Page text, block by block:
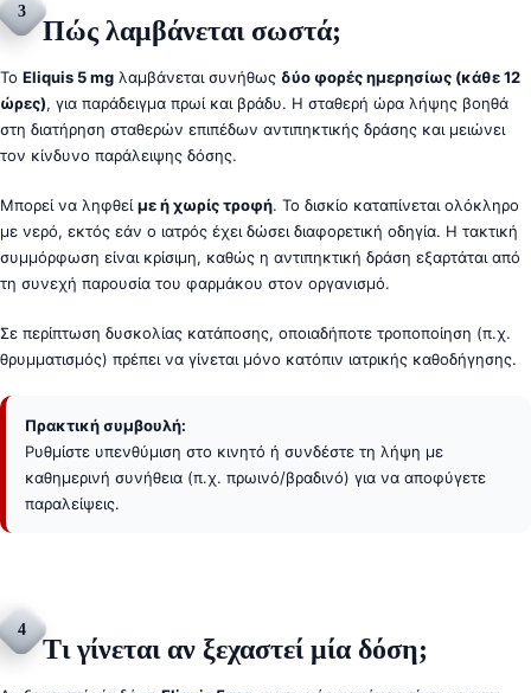
3
Πώς λαμβάνεται σωστά;
Το Eliquis 5 mg λαμβάνεται συνήθως δύο φορές ημερησίως (κάθε 12
ώρες), για παράδειγμα πρωί και βράδυ. Η σταθερή ώρα λήψης βοηθά
στη διατήρηση σταθερών επιπέδων αντιπηκτικής δράσης και μειώνει
τον κίνδυνο παράλειψης δόσης.
Μπορεί να ληφθεί με ή χωρίς τροφή. Το δισκίο καταπίνεται ολόκληρο
με νερό, εκτός εάν ο ιατρός έχει δώσει διαφορετική οδηγία. Η τακτική
συμμόρφωση είναι κρίσιμη, καθώς η αντιπηκτική δράση εξαρτάται από
τη συνεχή παρουσία του φαρμάκου στον οργανισμό.
Σε περίπτωση δυσκολίας κατάποσης, οποιαδήποτε τροποποίηση (π.χ.
θρυμματισμός) πρέπει να γίνεται μόνο κατόπιν ιατρικής καθοδήγησης.
Πρακτική συμβουλή:
Ρυθμίστε υπενθύμιση στο κινητό ή συνδέστε τη λήψη με
καθημερινή συνήθεια (π.χ. πρωινό/βραδινό) για να αποφύγετε
παραλείψεις.
4
Τι γίνεται αν ξεχαστεί μία δόση;